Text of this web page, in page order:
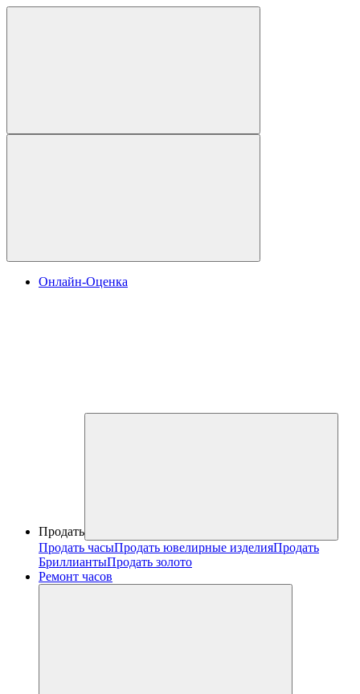
Онлайн-Оценка
Продать
Продать часыПродать ювелирные изделияПродать
БриллиантыПродать золото
Ремонт часов